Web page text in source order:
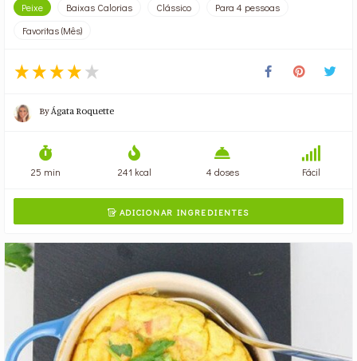
Peixe Baixas Calorias Clássico
Para 4 pessoas
Favoritas (Mês)
ByÁgata Roquette
25 min 241 kcal 4 doses Fácil
ADICIONAR INGREDIENTES